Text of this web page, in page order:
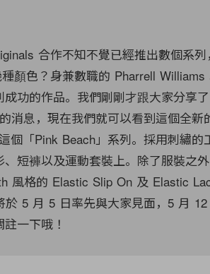
合作不知不覺已經推出數個系
種顏色？身兼數職的 Pharrell
功的作品。我們剛剛才跟大家分享
的消息，現在我們就可以看到這個全新
個「Pink Beach」系列。採用刺繡的
短褲以及運動套裝上。除了服裝之
風格的 Elastic Slip On 及 Elastic
於 5 月 5 日率先與大家見面，5 月
一下哦！